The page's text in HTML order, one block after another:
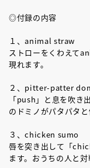
◎付録の内容
１、animal straw
ストローをくわえて
現れます。
２、pitter-patter
「push」と息を吹き
のドミノがパタパタと
３、chicken sumo
唇を突き出して「
ます。おうちの人と対